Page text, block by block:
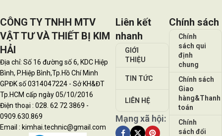
CÔNG TY TNHH MTV
VẬT TƯ VÀ THIẾT BỊ KIM
HẢI
Địa chỉ: Số 16 đường số 6, KDC Hiệp
Bình, P.Hiệp Bình,Tp.Hồ Chí Minh
GPĐK số 0314047224 - Sở KH&ĐT
Tp.HCM cấp ngày 05/10/2016
Điện thoại : 028. 62 72 3869 -
0909.630.869
Email : kimhai.technic@gmail.com
Liên kết
nhanh
GIỚI
THIỆU
TIN TỨC
LIÊN HỆ
Mạng xã hội:
Chính sách
Chính
sách qui
định
chung
Chính sách
Giao
hàng&Thanh
toán
Chính
sách đổi